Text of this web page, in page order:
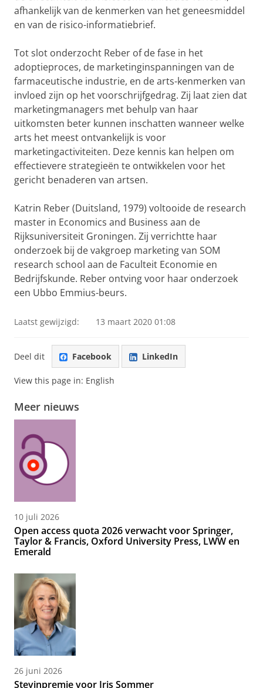
afhankelijk van de kenmerken van het geneesmiddel
en van de risico-informatiebrief.
Tot slot onderzocht Reber of de fase in het
adoptieproces, de marketinginspanningen van de
farmaceutische industrie, en de arts-kenmerken van
invloed zijn op het voorschrijfgedrag. Zij laat zien dat
marketingmanagers met behulp van haar
uitkomsten beter kunnen inschatten wanneer welke
arts het meest ontvankelijk is voor
marketingactiviteiten. Deze kennis kan helpen om
effectievere strategieën te ontwikkelen voor het
gericht benaderen van artsen.
Katrin Reber (Duitsland, 1979) voltooide de research
master in Economics and Business aan de
Rijksuniversiteit Groningen. Zij verrichtte haar
onderzoek bij de vakgroep marketing van SOM
research school aan de Faculteit Economie en
Bedrijfskunde. Reber ontving voor haar onderzoek
een Ubbo Emmius-beurs.
Laatst gewijzigd: 13 maart 2020 01:08
Deel dit Facebook LinkedIn
View this page in: English
Meer nieuws
10 juli 2026
Open access quota 2026 verwacht voor Springer,
Taylor & Francis, Oxford University Press, LWW en
Emerald
26 juni 2026
Stevinpremie voor Iris Sommer